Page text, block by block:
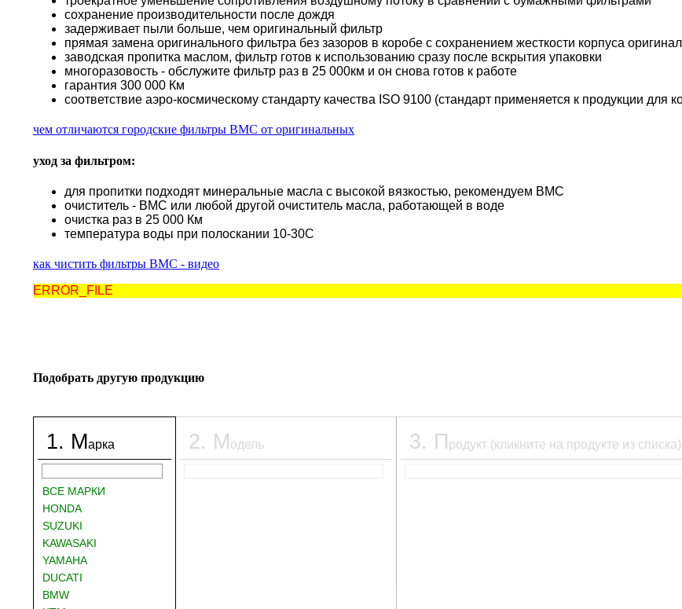
сохранение производительности после дождя
задерживает пыли больше, чем оригинальный фильтр
прямая замена оригинального фильтра без зазоров в коробе с сохранением жесткости корпуса
заводская пропитка маслом, фильтр готов к использованию сразу после вскрытия упаковки
многоразовость - обслужите фильтр раз в 25 000км и он снова готов к работе
гарантия 300 000 Км
соответствие аэро-космическому стандарту качества ISO 9100 (стандарт применяется к продукции для
чем отличаются городские фильтры BMC от оригинальных
уход за фильтром:
для пропитки подходят минеральные масла с высокой вязкостью, рекомендуем BMC
очиститель - BMC или любой другой очиститель масла, работающей в воде
очистка раз в 25 000 Км
температура воды при полоскании 10-30С
как чистить фильтры BMC - видео
ERROR_FILE
Подобрать другую продукцию
1. Марка
ВСЕ МАРКИ
HONDA
SUZUKI
KAWASAKI
YAMAHA
DUCATI
BMW
2. Модель 3. Продукт (кликните на продукте из списка)